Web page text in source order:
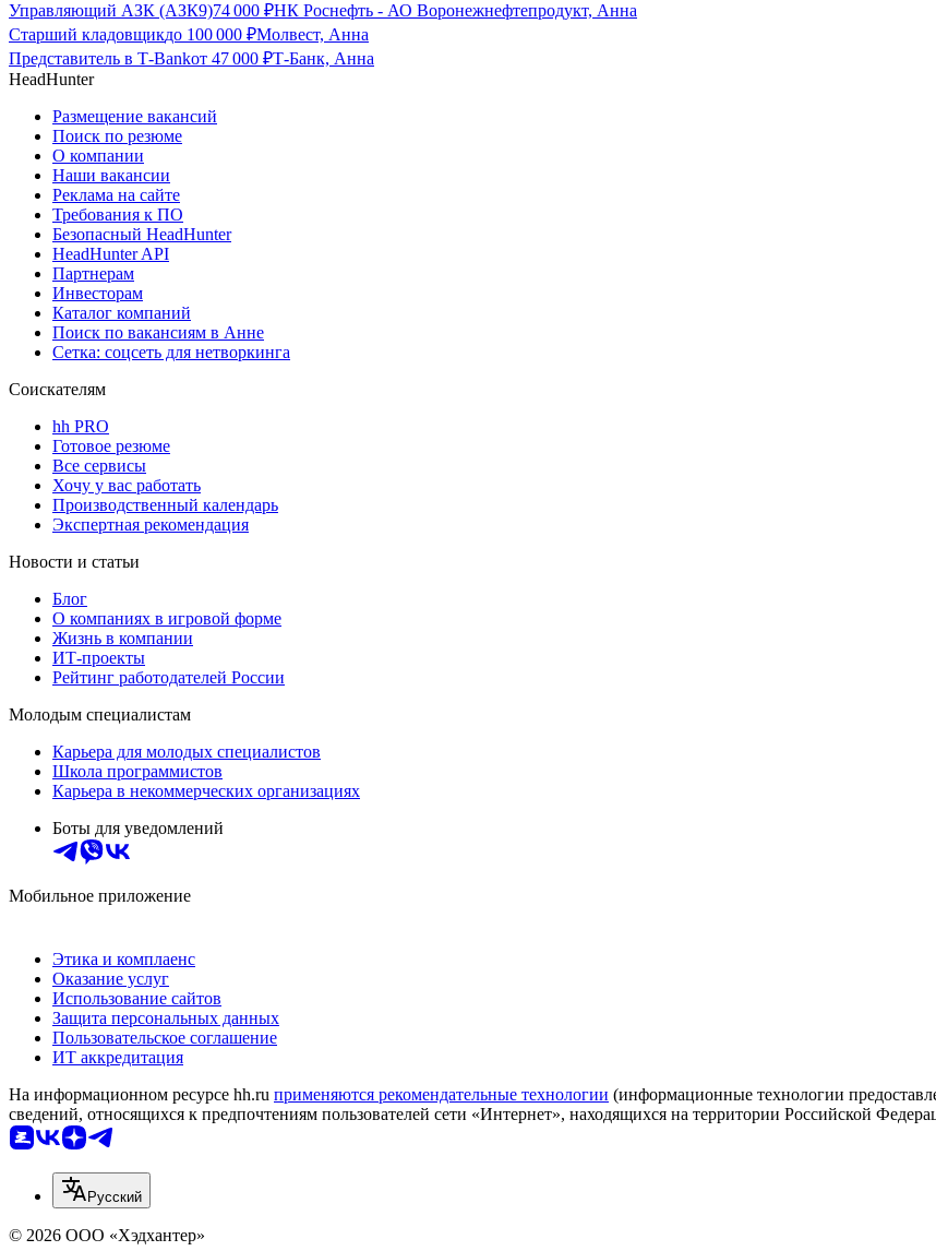
Управляющий АЗК (АЗК9)74 000 ₽НК Роснефть - АО Воронежнефтепродукт, Анна
Старший кладовщикдо 100 000 ₽Молвест, Анна
Представитель в Т-Bankот 47 000 ₽Т-Банк, Анна
HeadHunter
Размещение вакансий
Поиск по резюме
О компании
Наши вакансии
Реклама на сайте
Требования к ПО
Безопасный HeadHunter
HeadHunter API
Партнерам
Инвесторам
Каталог компаний
Поиск по вакансиям в Анне
Сетка: соцсеть для нетворкинга
Соискателям
hh PRO
Готовое резюме
Все сервисы
Хочу у вас работать
Производственный календарь
Экспертная рекомендация
Новости и статьи
Блог
О компаниях в игровой форме
Жизнь в компании
ИТ-проекты
Рейтинг работодателей России
Молодым специалистам
Карьера для молодых специалистов
Школа программистов
Карьера в некоммерческих организациях
Боты для уведомлений
Мобильное приложение
Этика и комплаенс
Оказание услуг
Использование сайтов
Защита персональных данных
Пользовательское соглашение
ИТ аккредитация
На информационном ресурсе hh.ru применяются рекомендательные технологии (информационные технологии
сведений, относящихся к предпочтениям пользователей сети «Интернет», находящихся на территории Российской
Русский
© 2026 ООО «Хэдхантер»